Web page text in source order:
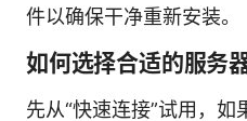
件以确保干净重新安装。
如何选择合适的服务器
先从“快速连接”试用，